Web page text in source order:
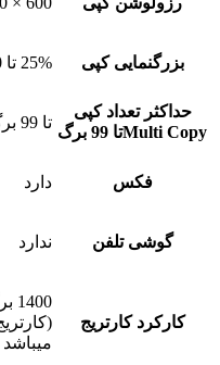
بزرگنمایی کپی 25% تا 400%
حداکثر تعداد کپی
Multi Copyتا 99 برگ
تا 99 برگ
فکس دارد
گوشی تلفن ندارد
کارکرد کارتریج
1400 برگ مشکی و 1300 برگ رنگی